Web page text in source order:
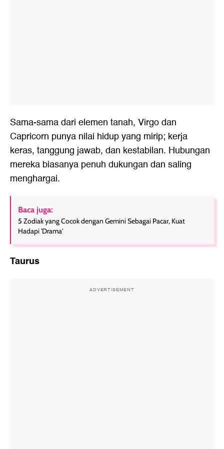
Sama-sama dari elemen tanah, Virgo dan
Capricorn punya nilai hidup yang mirip; kerja
keras, tanggung jawab, dan kestabilan. Hubungan
mereka biasanya penuh dukungan dan saling
menghargai.
Baca juga:
5 Zodiak yang Cocok dengan Gemini Sebagai Pacar, Kuat
Hadapi 'Drama'
Taurus
ADVERTISEMENT